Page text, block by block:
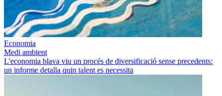
Economia
Medi ambient
L'economia blava viu un procés de diversificació sense precedents:
un informe detalla quin talent es necessita